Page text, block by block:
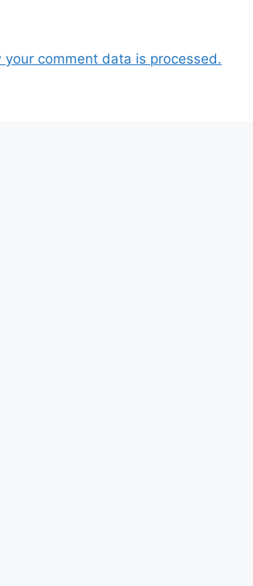
your comment data is processed.